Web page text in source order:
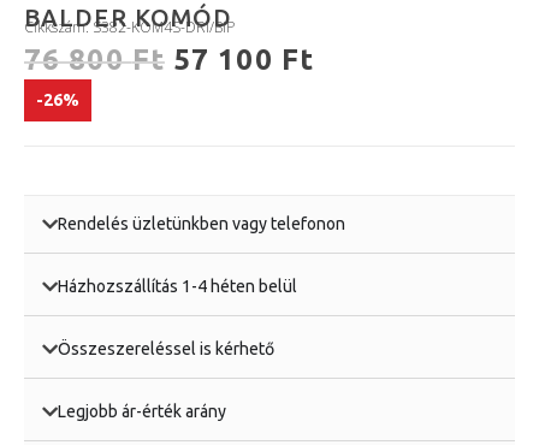
BALDER KOMÓD
Cikkszám: S382-KOM4S-DRI/BIP
76 800Ft 57 100 Ft
-26%
Rendelés üzletünkben vagy telefonon
Házhozszállítás 1-4 héten belül
Összeszereléssel is kérhető
Legjobb ár-érték arány